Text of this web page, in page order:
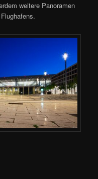
weitere Panoramen